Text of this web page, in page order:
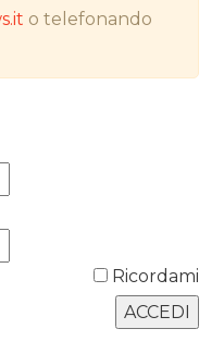
o telefonando
Ricordami